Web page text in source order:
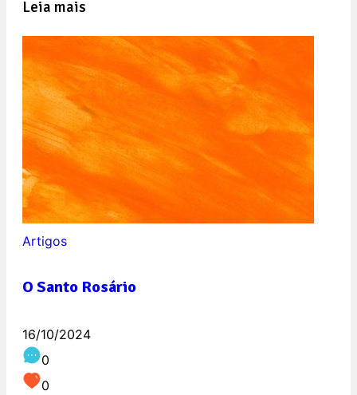
Leia mais
Artigos
O Santo Rosário
16/10/2024
0
0